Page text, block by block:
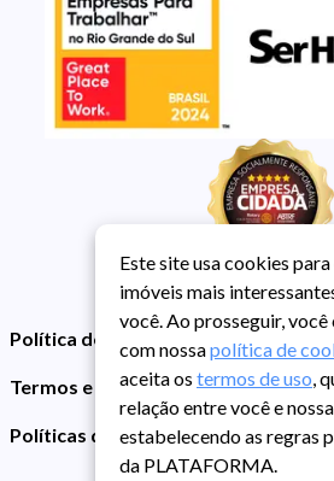
Política de Privacidade
Termos e Condições de Uso
Políticas de Cookies
Este site usa cookies
imóveis mais
você. Ao prosseguir,
com nossapolítica de
aceita os termos de uso,
relação entre você e
estabelecendo as regras
da PLATAFORMA.